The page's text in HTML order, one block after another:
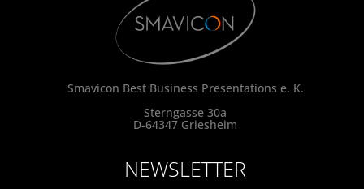
Smavicon Best Business Presentations e. K.
Sterngasse 30a
D-64347 Griesheim
NEWSLETTER